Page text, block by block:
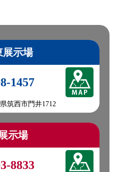
展示場
1457
筑西市門井1712
示場
8833